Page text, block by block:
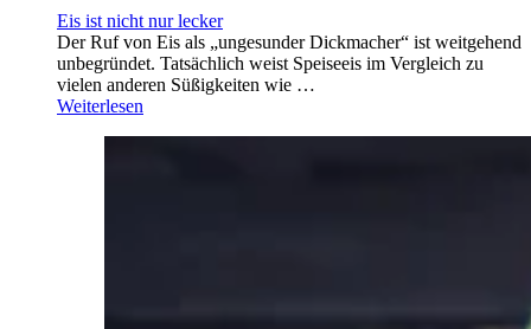
Eis ist nicht nur lecker
Der Ruf von Eis als „ungesunder Dickmacher“ ist weitgehend
unbegründet. Tatsächlich weist Speiseeis im Vergleich zu
vielen anderen Süßigkeiten wie …
Weiterlesen